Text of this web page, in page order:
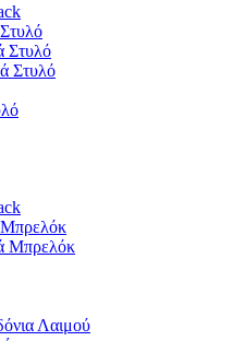
Στυλό
Στυλό
Μπρελόκ
Λαιμού